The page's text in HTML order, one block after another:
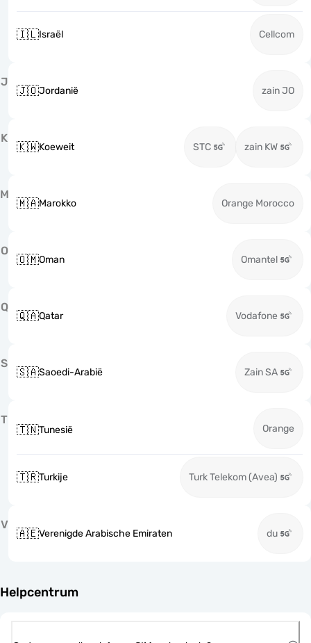
🇮🇱Israël Cellcom
J
🇯🇴Jordanië zain JO
K
🇰🇼Koeweit STC zain KW
M
🇲🇦Marokko Orange Morocco
O
🇴🇲Oman Omantel
Q
🇶🇦Qatar Vodafone
S
🇸🇦Saoedi-Arabië Zain SA
T
🇹🇳Tunesië Orange
🇹🇷Turkije Turk Telekom (Avea)
V
🇦🇪Verenigde Arabische Emiraten du
Helpcentrum